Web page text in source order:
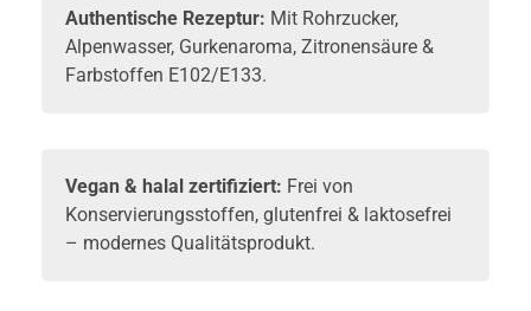
Authentische Rezeptur: Mit Rohrzucker,
Alpenwasser, Gurkenaroma, Zitronensäure &
Farbstoffen E102/E133.
Vegan & halal zertifiziert: Frei von
Konservierungsstoffen, glutenfrei & laktosefrei
– modernes Qualitätsprodukt.